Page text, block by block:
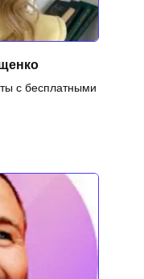
с бесплатными